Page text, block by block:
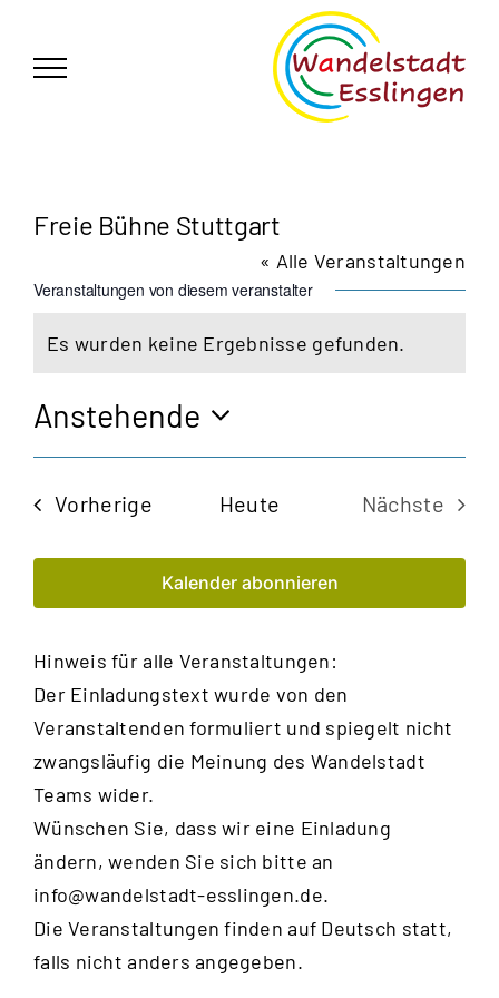
springen
Freie Bühne Stuttgart
« Alle Veranstaltungen
Veranstaltungen von diesem veranstalter
Hinweis
Es wurden keine Ergebnisse gefunden.
Anstehende
Datum
VorherigeVeranstaltungen
Heute
Nächste
Kalender abonnieren
Hinweis für alle Veranstaltungen:
Der Einladungstext wurde von den
Veranstaltenden formuliert und spiegelt nicht
zwangsläufig die Meinung des Wandelstadt
Teams wider.
Wünschen Sie, dass wir eine Einladung
ändern, wenden Sie sich bitte an
info@wandelstadt-esslingen.de.
Die Veranstaltungen finden auf Deutsch statt,
falls nicht anders angegeben.